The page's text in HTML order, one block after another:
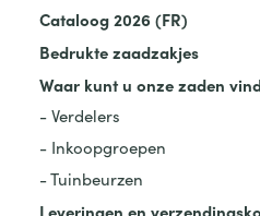
Cataloog 2026 (FR)
Bedrukte zaadzakjes
Waar kunt u onze zaden
- Verdelers
- Inkoopgroepen
- Tuinbeurzen
Leveringen en